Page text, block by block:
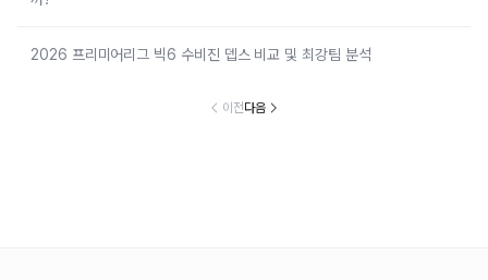
2026 프리미어리그 빅6 수비진 뎁스 비교 및 최강팀 분석
이전다음